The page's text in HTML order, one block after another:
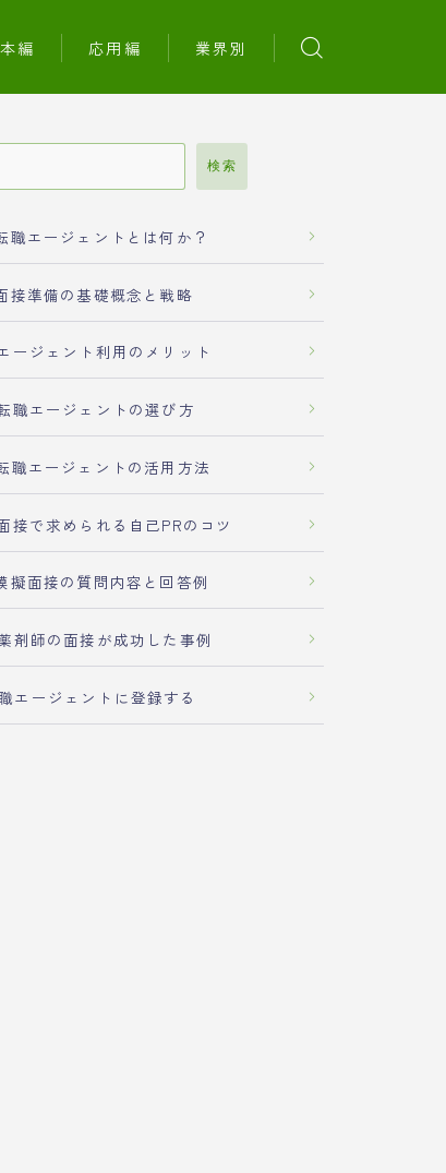
編 応用編 業界別
検索
職エージェントとは何か？
接準備の基礎概念と戦略
ージェント利用のメリット
職エージェントの選び方
職エージェントの活用方法
接で求められる自己PRのコツ
擬面接の質問内容と回答例
剤師の面接が成功した事例
エージェントに登録する